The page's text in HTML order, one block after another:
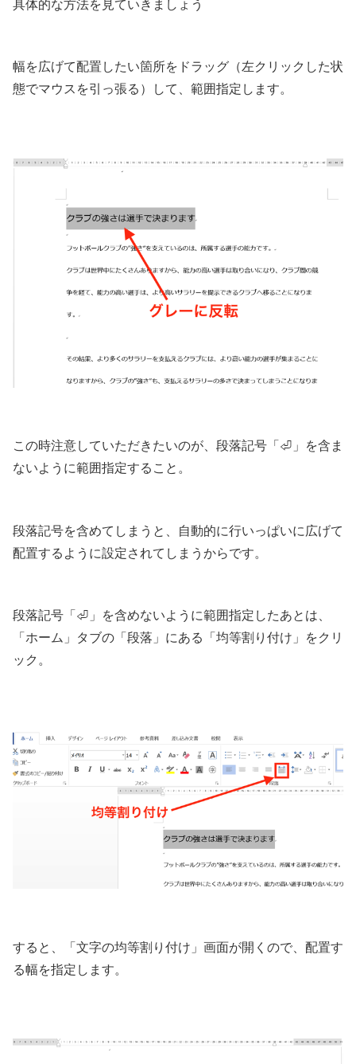
具体的な方法を見ていきましょう
幅を広げて配置したい箇所をドラッグ（左クリックした状
態でマウスを引っ張る）して、範囲指定します。
この時注意していただきたいのが、段落記号「⏎」を含ま
ないように範囲指定すること。
段落記号を含めてしまうと、自動的に行いっぱいに広げて
配置するように設定されてしまうからです。
段落記号「⏎」を含めないように範囲指定したあとは、
「ホーム」タブの「段落」にある「均等割り付け」をクリ
ック。
すると、「文字の均等割り付け」画面が開くので、配置す
る幅を指定します。